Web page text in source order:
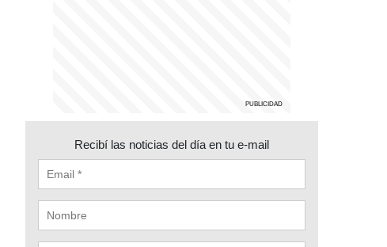
Recibí las noticias del día en tu e-mail